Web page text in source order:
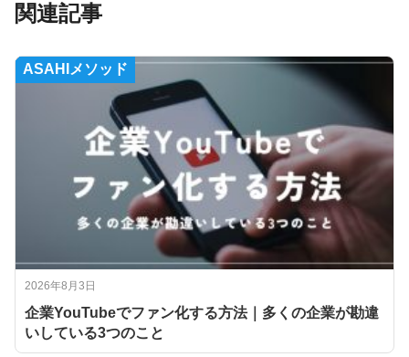
関連記事
ASAHIメソッド
2026年8月3日
企業YouTubeでファン化する方法｜多くの企業が勘違
いしている3つのこと